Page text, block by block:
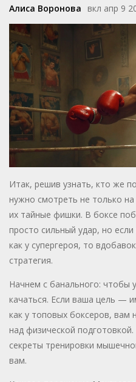
Алиса Воронова вкл апр 9
Итак, решив узнать, кто же
нужно смотреть не только
их тайные фишки. В боксе
просто сильный удар, но
как у супергероя, то
стратегия.
Начнем с банального: чтобы
качаться. Если ваша цель —
как у топовых боксеров, вам
над физической
секреты тренировки
вам.